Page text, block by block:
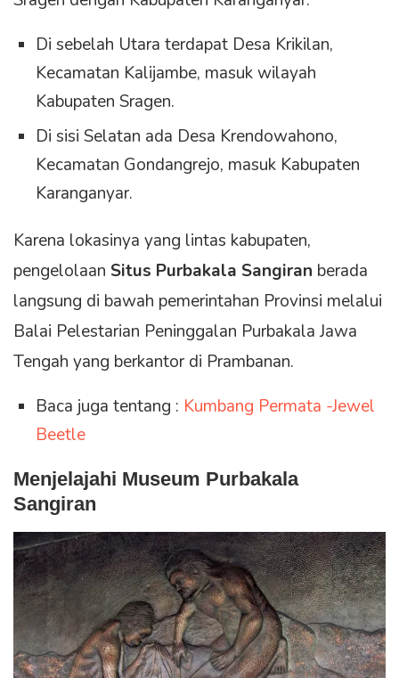
Di sebelah Utara terdapat Desa Krikilan,
Kecamatan Kalijambe, masuk wilayah
Kabupaten Sragen.
Di sisi Selatan ada Desa Krendowahono,
Kecamatan Gondangrejo, masuk Kabupaten
Karanganyar.
Karena lokasinya yang lintas kabupaten,
pengelolaan Situs Purbakala Sangiran berada
langsung di bawah pemerintahan Provinsi melalui
Balai Pelestarian Peninggalan Purbakala Jawa
Tengah yang berkantor di Prambanan.
Baca juga tentang : Kumbang Permata -Jewel
Beetle
Menjelajahi Museum Purbakala
Sangiran